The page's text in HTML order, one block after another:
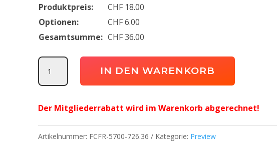
Produktpreis: CHF 18.00
Optionen:
CHF6.00
Gesamtsumme: CHF36.00
Jakolette
Frauenfeld
Menge
IN DEN WARENKORB
Der Mitgliederrabatt wird im Warenkorb abgerechnet!
Artikelnummer: FCFR-5700-726.36 Kategorie: Preview